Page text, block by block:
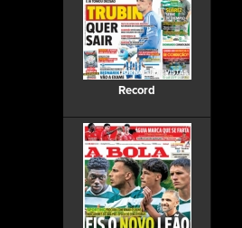
Record